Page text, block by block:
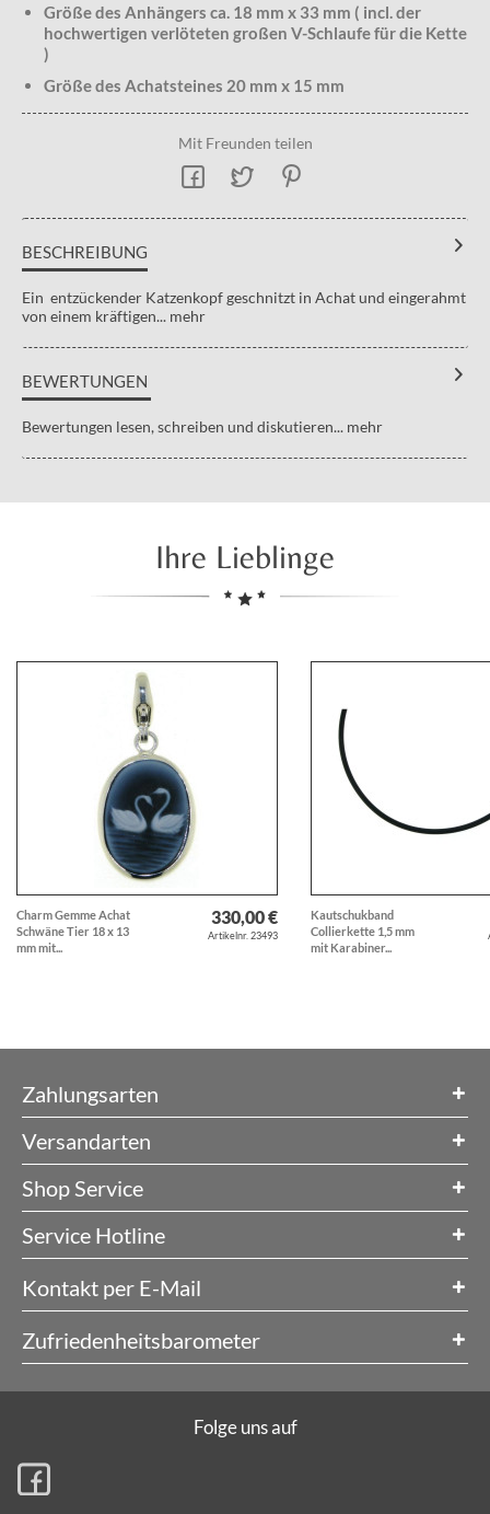
Größe des Anhängers ca. 18 mm x 33 mm ( incl. der
hochwertigen verlöteten großen V-Schlaufe für die Kette
)
Größe des Achatsteines 20 mm x 15 mm
Mit Freunden teilen
BESCHREIBUNG
Ein entzückender Katzenkopf geschnitzt in Achat und eingerahmt
von einem kräftigen... mehr
BEWERTUNGEN
Bewertungen lesen, schreiben und diskutieren... mehr
Ihre Lieblinge
Charm Gemme Achat
Schwäne Tier 18 x 13
mm mit...
330,00 €
Artikelnr. 23493
Kautschukband
Collierkette 1,5 mm
mit Karabiner...
Zahlungsarten
Versandarten
Shop Service
Service Hotline
Kontakt per E-Mail
Zufriedenheitsbarometer
Folge uns auf